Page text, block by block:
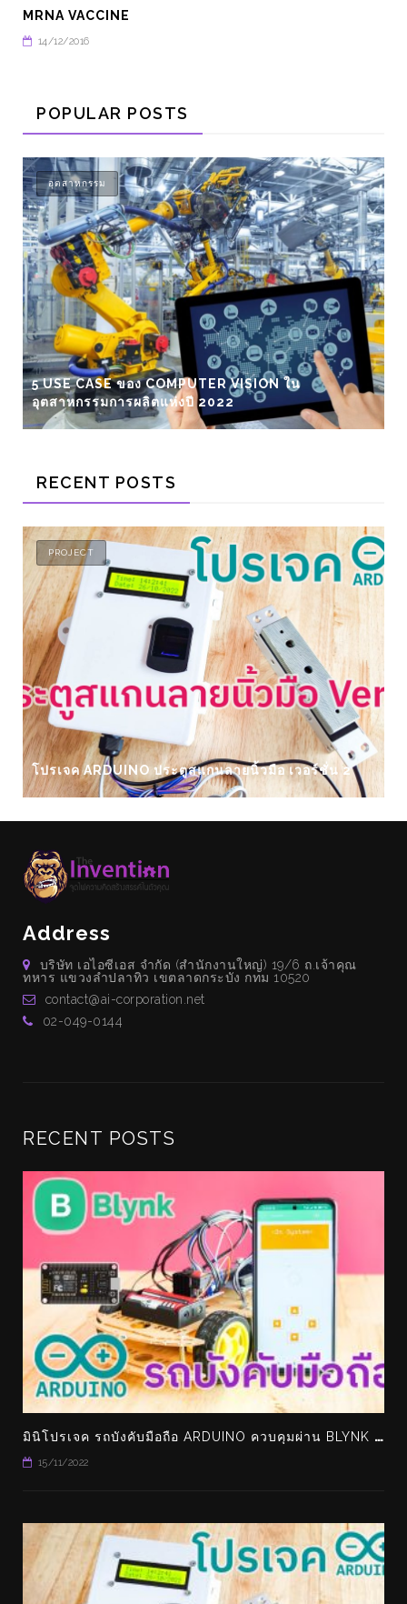
MRNA VACCINE
14/12/2016
POPULAR POSTS
เทคโนโลยี
ย้อนอดีตจากยุคต้นกำเนิดรถยนต์ไฟฟ้า เมื่อกว่า
รถพลังงานแสงอาทิตย์เพื่อการเดินทางระยะไกลรุ่
ของโลก “LIGHTYEAR O”
RECENT POSTS
อร์ชั่น 2
ELECTRONICS
มินิโปรเจค ตู้สาธิตคลื่นแสดงผลของคลื่นน้ำเวลา
ชายฝั่ง
Address
บริษัท เอไอซีเอส จำกัด (สำนักงานใหญ่) 19/6 ถ.เจ้าคุณ
ทหาร แขวงลำปลาทิว เขตลาดกระบัง กทม 10520
contact@ai-corporation.net
02-049-0144
RECENT POSTS
ม
ินิโปรเจค รถบังคับมือถือ ARDUINO ควบคุมผ่าน BLYNK ทำเล่นเองได้ง่ายๆ
15/11/2022